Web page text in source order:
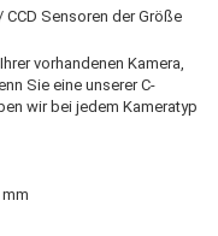
Sensoren der Größe
vorhandenen Kamera,
Sie eine unserer C-
wir bei jedem Kameratyp